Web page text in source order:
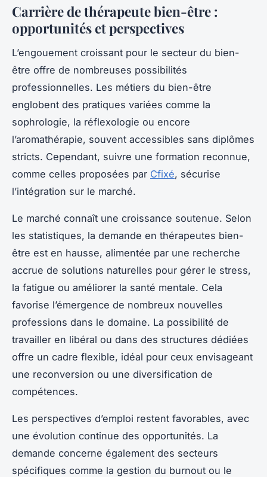
Carrière de thérapeute bien-être :
opportunités et perspectives
L’engouement croissant pour le secteur du bien-
être offre de nombreuses possibilités
professionnelles. Les métiers du bien-être
englobent des pratiques variées comme la
sophrologie, la réflexologie ou encore
l’aromathérapie, souvent accessibles sans diplômes
stricts. Cependant, suivre une formation reconnue,
comme celles proposées par Cfixé, sécurise
l’intégration sur le marché.
Le marché connaît une croissance soutenue. Selon
les statistiques, la demande en thérapeutes bien-
être est en hausse, alimentée par une recherche
accrue de solutions naturelles pour gérer le stress,
la fatigue ou améliorer la santé mentale. Cela
favorise l’émergence de nombreux nouvelles
professions dans le domaine. La possibilité de
travailler en libéral ou dans des structures dédiées
offre un cadre flexible, idéal pour ceux envisageant
une reconversion ou une diversification de
compétences.
Les perspectives d’emploi restent favorables, avec
une évolution continue des opportunités. La
demande concerne également des secteurs
spécifiques comme la gestion du burnout ou le